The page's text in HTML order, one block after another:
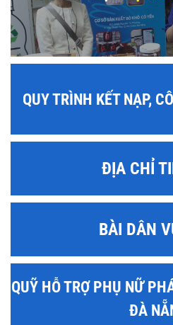
QUY TRÌNH KẾT NẠP,
ĐỊA CHỈ
BÀI DÂN
QUỸ HỖ TRỢ PHỤ NỮ
ĐÀ